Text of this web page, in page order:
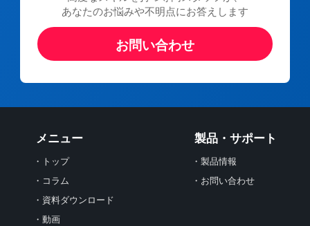
あなたのお悩みや不明点にお答えします
お問い合わせ
メニュー
・トップ
・コラム
・資料ダウンロード
・動画
製品・サポート
・製品情報
・お問い合わせ